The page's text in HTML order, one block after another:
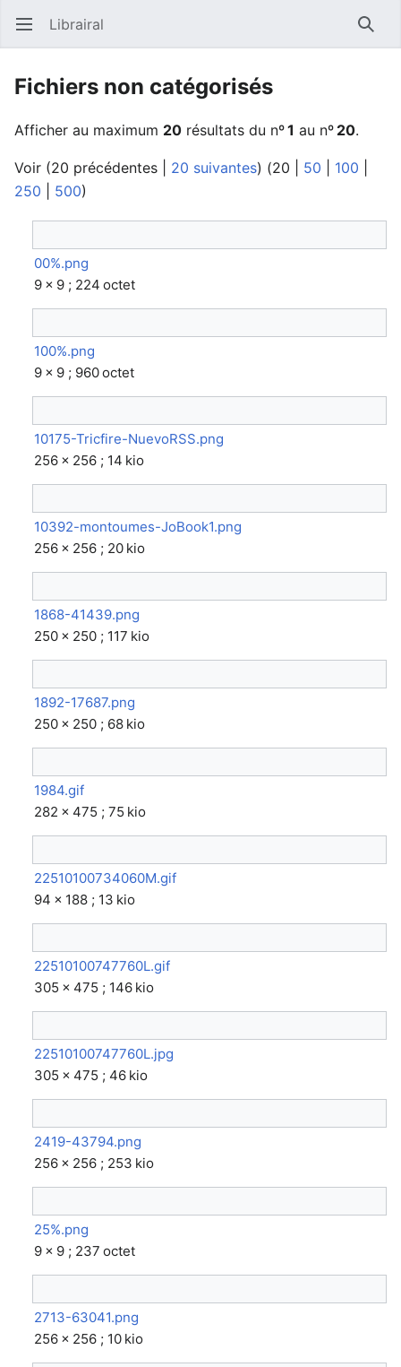
Ouvrir le menu principal Librairal
Fichiers non catégorisés
Afficher au maximum 20 résultats du nº1 au nº 20.
Voir (20 précédentes 20 suivantes) (20 50 100
250
500)
00%.png
9 × 9 ; 224 octet
100%.png
9 × 9 ; 960 octet
10175-Tricfire-NuevoRSS.png
256 × 256 ; 14 kio
10392-montoumes-JoBook1.png
256 × 256 ; 20 kio
1868-41439.png
250 × 250 ; 117 kio
1892-17687.png
250 × 250 ; 68 kio
1984.gif
282 × 475 ; 75 kio
22510100734060M.gif
94 × 188 ; 13 kio
22510100747760L.gif
305 × 475 ; 146 kio
22510100747760L.jpg
305 × 475 ; 46 kio
2419-43794.png
256 × 256 ; 253 kio
25%.png
9 × 9 ; 237 octet
2713-63041.png
256 × 256 ; 10 kio